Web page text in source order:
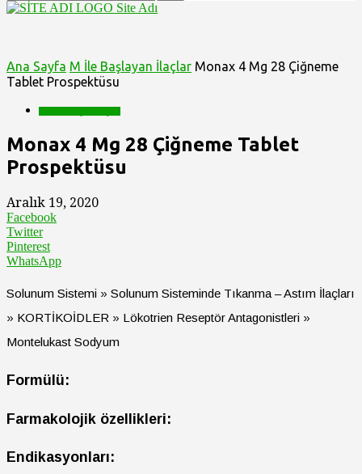
Site Adı
Ana Sayfa M İle Başlayan İlaçlar Monax 4 Mg 28 Çiğneme
Tablet Prospektüsu
Monax 4 Mg 28 Çiğneme Tablet
Prospektüsu
Aralık 19, 2020
Facebook
Twitter
Pinterest
WhatsApp
Solunum Sistemi » Solunum Sisteminde Tıkanma – Astım İlaçları
» KORTİKOİDLER » Lökotrien Reseptör Antagonistleri »
Montelukast Sodyum
Formülü:
Farmakolojik özellikleri:
Endikasyonları: